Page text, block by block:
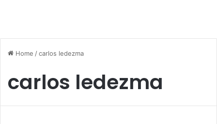
Home /carlos ledezma
carlos ledezma